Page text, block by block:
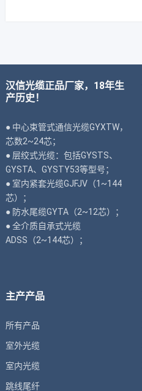
汉信光缆正品厂家，18年生
产历史！
● 中心束管式通信光缆GYXTW，
芯数2~24芯；
● 层绞式光缆：包括GYSTS、
GYSTA、GYSTY53等型号；
● 室内紧套光缆GJFJV（1~144
芯）；
● 防水尾缆GYTA（2~12芯）；
● 全介质自承式光缆
ADSS（2~144芯）；
主产产品
所有产品
室外光缆
室内光缆
跳线尾纤